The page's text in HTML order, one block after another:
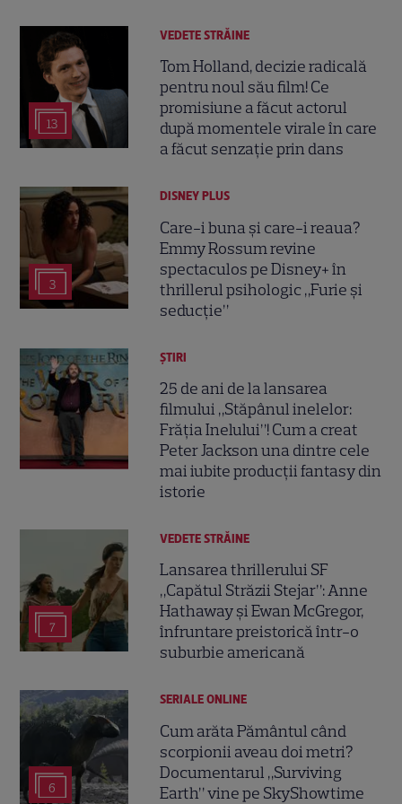
13
VEDETE STRĂINE
Tom Holland, decizie radicală
pentru noul său film! Ce
promisiune a făcut actorul
după momentele virale în care
a făcut senzație prin dans
3
DISNEY PLUS
Care-i buna și care-i reaua?
Emmy Rossum revine
spectaculos pe Disney+ în
thrillerul psihologic „Furie și
seducție”
ȘTIRI
25 de ani de la lansarea
filmului „Stăpânul inelelor:
Frăția Inelului”! Cum a creat
Peter Jackson una dintre cele
mai iubite producții fantasy din
istorie
7
VEDETE STRĂINE
Lansarea thrillerului SF
„Capătul Străzii Stejar”: Anne
Hathaway și Ewan McGregor,
înfruntare preistorică într-o
suburbie americană
6
SERIALE ONLINE
Cum arăta Pământul când
scorpionii aveau doi metri?
Documentarul „Surviving
Earth” vine pe SkyShowtime